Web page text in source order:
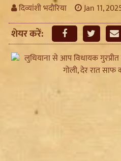
दिव्यांशी भदौरिया Jan 11,
शेयर करें: